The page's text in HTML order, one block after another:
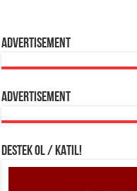
Advertisement
Advertisement
DESTEK OL / KATIL!